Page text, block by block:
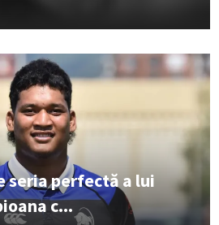
seria perfectă a lui
c...